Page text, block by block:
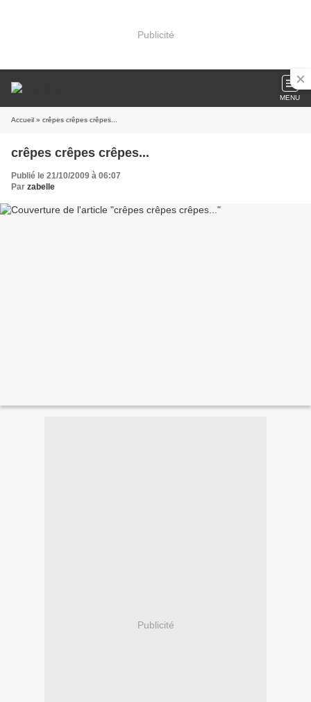
Publicité
MENU
Accueil » crêpes crêpes crêpes...
crêpes crêpes crêpes...
Publié le 21/10/2009 à 06:07
Par zabelle
Publicité